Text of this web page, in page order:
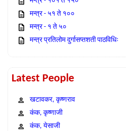
मन्त्र - ५१ ते १००
मन्त्र - १ ते ५०
मन्त्र प्रतिलोम दुर्गासप्तशती पाठविधिः
Latest People
खटावकर, कृष्णराव
कंक, कृष्णाजी
कंक, येसाजी